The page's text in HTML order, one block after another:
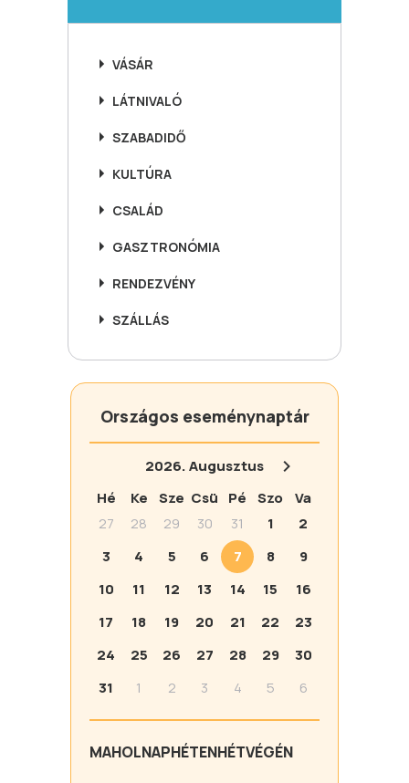
VÁSÁR
LÁTNIVALÓ
SZABADIDŐ
KULTÚRA
CSALÁD
GASZTRONÓMIA
RENDEZVÉNY
SZÁLLÁS
Országos eseménynaptár
2026.Augusztus
Hé
Ke Sze Csü Pé Szo
Va
27
28 29 30 31 1
2
3
4 5 6 7 8
9
10
11 12 13 14 15
16
17
18 19 20 21 22
23
24
25 26 27 28 29
30
31
1 2 3 4 5 6
MAHOLNAPHÉTENHÉTVÉGÉN